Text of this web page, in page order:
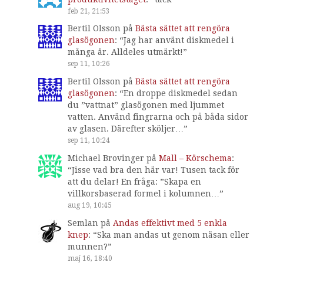
feb 21, 21:53
Bertil Olsson på Bästa sättet att rengöra
glasögonen: “Jag har använt diskmedel i
många år. Alldeles utmärkt!”
sep 11, 10:26
Bertil Olsson på Bästa sättet att rengöra
glasögonen: “En droppe diskmedel sedan
du ”vattnat” glasögonen med ljummet
vatten. Använd fingrarna och på båda sidor
av glasen. Därefter sköljer…”
sep 11, 10:24
Michael Brovinger på Mall – Körschema:
“Jisse vad bra den här var! Tusen tack för
att du delar! En fråga: ”Skapa en
villkorsbaserad formel i kolumnen… ”
aug 19, 10:45
Semlan på Andas effektivt med 5 enkla
knep: “Ska man andas ut genom näsan eller
munnen?”
maj 16, 18:40